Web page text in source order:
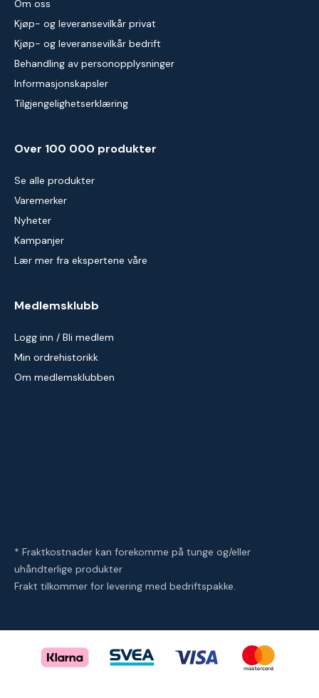
Om oss
Kjøp- og leveransevilkår privat
Kjøp- og leveransevilkår bedrift
Behandling av personopplysninger
Informasjonskapsler
Tilgjengelighetserklæring
Over 100 000 produkter
Se alle produkter
Varemerker
Nyheter
Kampanjer
Lær mer fra ekspertene våre
Medlemsklubb
Logg inn / Bli medlem
Min ordrehistorikk
Om medlemsklubben
* Fraktkostnader kan forekomme på tunge og/eller
uhåndterlige produkter
Frakt tilkommer for levering med bedriftspakke.